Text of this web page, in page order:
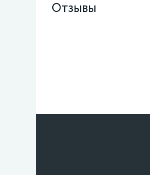
Отзывы